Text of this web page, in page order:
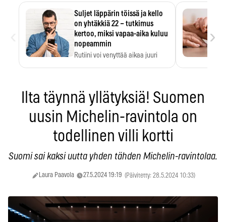
Suljet läppärin töissä ja kello
on yhtäkkiä 22 – tutkimus
kertoo, miksi vapaa-aika kuluu
nopeammin
Rutiini voi venyttää aikaa juuri
›
Ilta täynnä yllätyksiä! Suomen
uusin Michelin-ravintola on
todellinen villi kortti
Suomi sai kaksi uutta yhden tähden Michelin-ravintolaa.
Laura Paavola 27.5.2024 19:19 (Päivitetty: 28.5.2024 10:33)